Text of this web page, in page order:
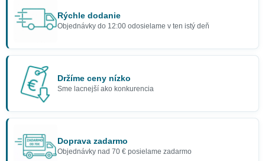
Rýchle dodanie
Objednávky do 12:00 odosielame v ten istý deň
Držíme ceny nízko
Sme lacnejší ako konkurencia
Doprava zadarmo
Objednávky nad 70 € posielame zadarmo